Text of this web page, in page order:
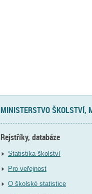
MINISTERSTVO ŠKOLSTVÍ,
Rejstříky, databáze
Statistika školství
Pro veřejnost
O školské statistice